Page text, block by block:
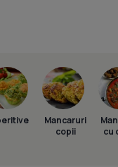
Mancaruri
copii
cu